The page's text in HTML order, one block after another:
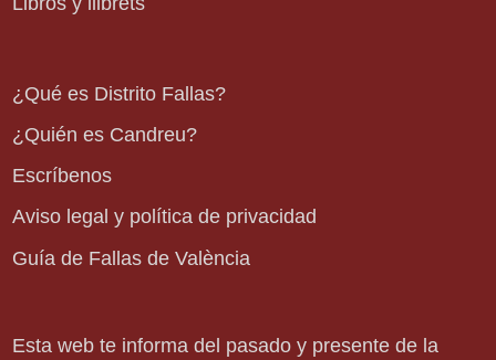
¿Qué es Distrito Fallas?
¿Quién es Candreu?
Escríbenos
Aviso legal y política de privacidad
Guía de Fallas de València
Esta web te informa del pasado y presente de la